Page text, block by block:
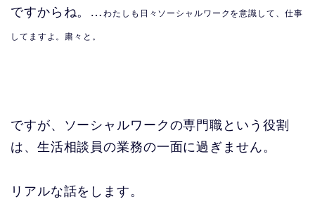
ですからね。… わたしも日々ソーシャルワークを意識して、仕事
してますよ。粛々と。
ですが、ソーシャルワークの専門職という役割
は、生活相談員の業務の一面に過ぎません。
リアルな話をします。